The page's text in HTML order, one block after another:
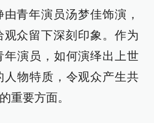
青年演员汤梦佳饰演，
观众留下深刻印象。作为
年演员，如何演绎出上世
人物特质，令观众产生共
重要方面。